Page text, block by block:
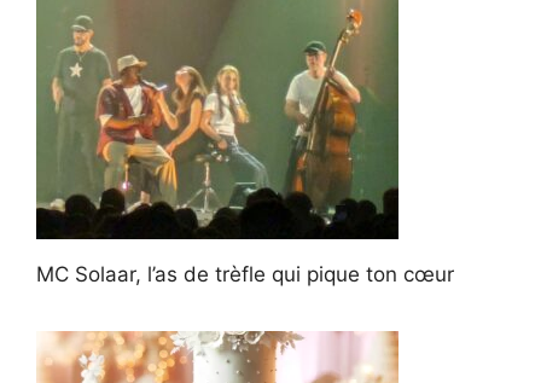
MC Solaar, l’as de trèfle qui pique ton cœur